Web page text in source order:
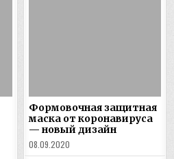
Формовочная защитная
маска от коронавируса
— новый дизайн
08.09.2020